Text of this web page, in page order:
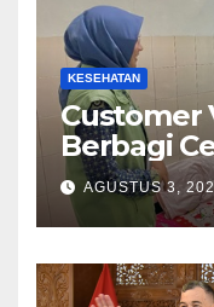
KESEHATAN
Customer
Berbagi
Nurhayati
AGUSTUS 3,